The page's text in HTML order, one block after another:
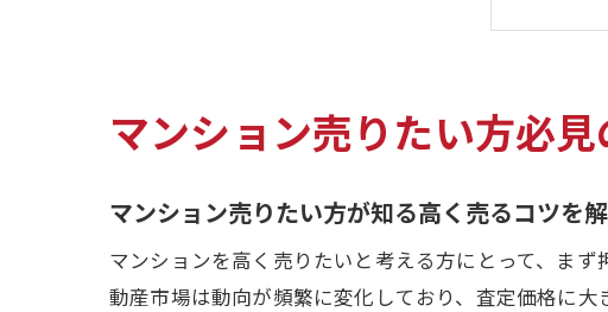
高値
マンション売りたい方必
マンション売りたい方が知る高く売るコツを
マンションを高く売りたいと考える方にとって、ま
動産市場は動向が頻繁に変化しており、査定価格に